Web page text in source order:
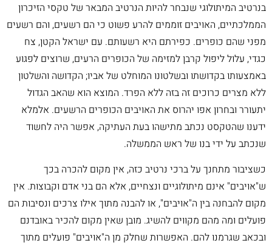
בנרטיב המיתולוגי שנבחר להיות הנרטיב המבאר של טקסי הזיכרון
הממלכתיים, האויבים זוממים להרע פשוט כי הם רשעים, והם רשעים
מפני שהם כופרים. כפירתם היא רשעותם. עם ישראל הקטן, צח
כגדי, עלול ליפול קרבן למזימה של הכופרים הרעים, שרוצים לפגוע
באמצעותו בקדושתו ובשלטונו המוחלט של אביו; הקדושה והשלטון
ללא מצרים כרוכים זה בזה ללא הפרד. המוצא הוא שהאב הגדול
יתעורר ובחרון אפו יהרוס את האויבים הכופרים הרשעים. אלמלא
ידענו שהטקסט נכתב מתישהו בעת העתיקה, אפשר היה לחשוד
שנכתב על ידי בנו של ראש הממשלה.
כשציבור מתחנך על ברכי נרטיב כזה, אין מקום להכרה בכך
ש"אויבים" אינם מיתולוגיים ונצחיים, אלא הם בני אדם וקבוצות. אין
מקום להבחנה בין ה"אויבים", או להבנה מתוך אילו צרכים ונסיבות הם
פועלים ומה מהם מקווים להשיג. מובן שאין מקום להכיר באובדנם
ובכאב שגרמנו להם. האפשרות שחלק מן ה"אויבים" פועלים מתוך